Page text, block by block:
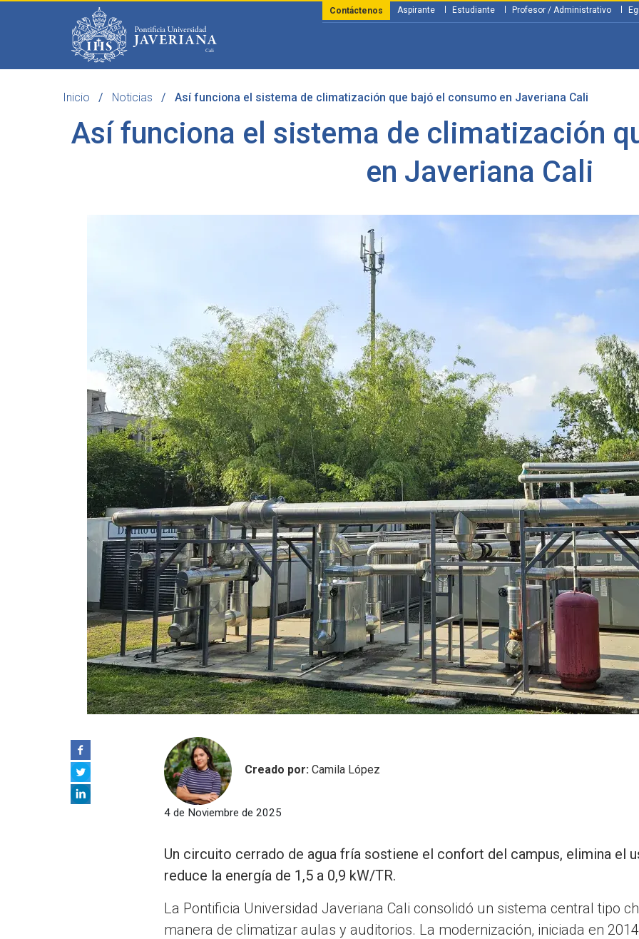
Aspirante Estudiante Profesor / Administrativo
Contáctenos
Inicio Noticias Así funciona el sistema de climatización que bajó el consumo en Javeriana Cali
Así funciona el sistema de climatización
en Javeriana Cali
Creado por: Camila López
4 de Noviembre de 2025
Un circuito cerrado de agua fría sostiene el confort del campus, elimina el
reduce la energía de 1,5 a 0,9 kW/TR.
La Pontificia Universidad Javeriana Cali consolidó un sistema central tipo
manera de climatizar aulas y auditorios. La modernización, iniciada en